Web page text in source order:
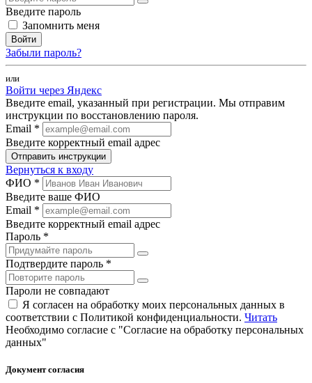
Введите пароль
Запомнить меня
Войти
Забыли пароль?
или
Войти через Яндекс
Введите email, указанный при регистрации. Мы отправим
инструкции по восстановлению пароля.
Email *
Введите корректный email адрес
Отправить инструкции
Вернуться к входу
ФИО *
Введите ваше ФИО
Email *
Введите корректный email адрес
Пароль *
Подтвердите пароль *
Пароли не совпадают
Я согласен на обработку моих персональных данных в
соответствии с Политикой конфиденциальности. Читать
Необходимо согласие с "Согласие на обработку персональных
данных"
Документ согласия